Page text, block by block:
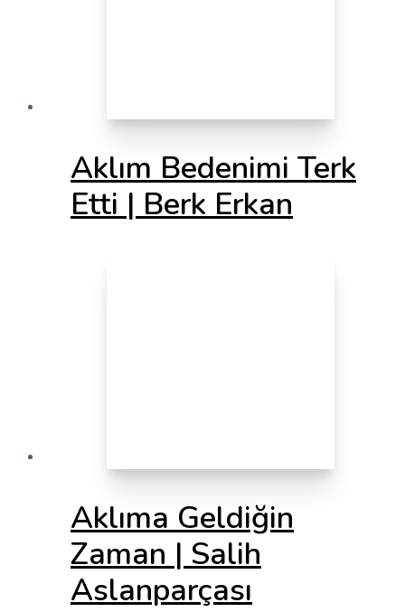
Aklım Bedenimi Terk
Etti | Berk Erkan
Aklıma Geldiğin
Zaman | Salih
Aslanparçası